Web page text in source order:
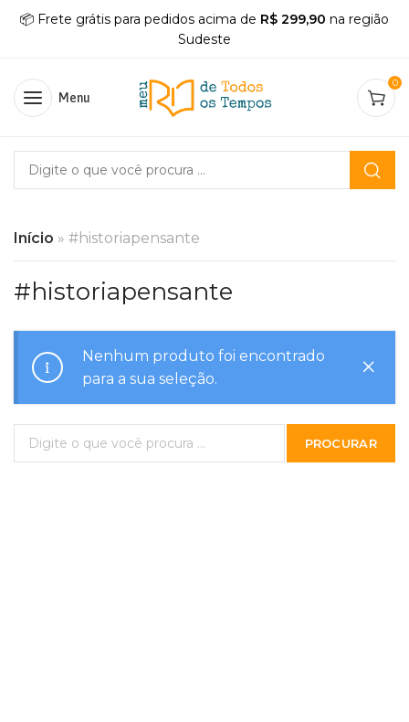
📦 Frete grátis para pedidos acima de R$ 299,90 na região
Sudeste
Menu
0
Início » #historiapensante
#historiapensante
Nenhum produto foi encontrado
para a sua seleção.
PROCURAR